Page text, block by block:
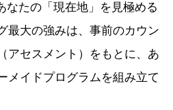
なたの「現在地」を見極める
最大の強みは、事前のカウン
アセスメント）をもとに、あ
メイドプログラムを組み立て